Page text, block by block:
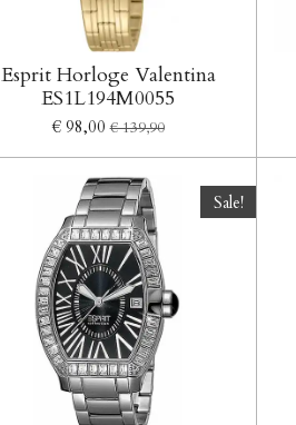
Esprit Horloge Valentina
ES1L194M0055
€ 98,00 € 139,90
Sale!